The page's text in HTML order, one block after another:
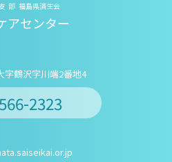
部 福島県済生会
アセンター
字鶴沢字川端2番地4
2323